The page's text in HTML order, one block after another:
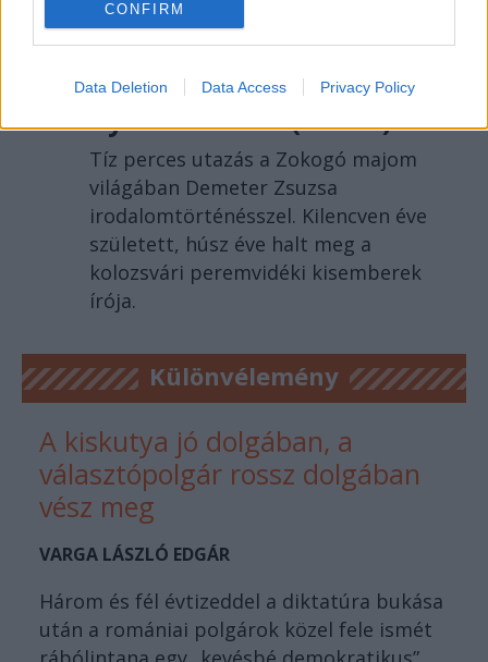
CONFIRM
Data Deletion Data Access Privacy Policy
Bálint Tibor, akivel
együtt nevethetünk
önmagunkon és a saját
nyomorunkon (VIDEÓ)
Tíz perces utazás a Zokogó majom
világában Demeter Zsuzsa
irodalomtörténésszel. Kilencven éve
született, húsz éve halt meg a
kolozsvári peremvidéki kisemberek
írója.
Különvélemény
A kiskutya jó dolgában, a
választópolgár rossz dolgában
vész meg
VARGA LÁSZLÓ EDGÁR
Három és fél évtizeddel a diktatúra bukása
után a romániai polgárok közel fele ismét